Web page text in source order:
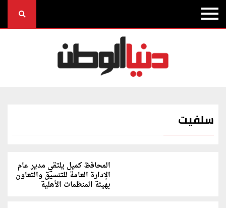
سلفيت
المحافظ كميل يلتقي مدير عام
الإدارة العامة للتنسيق والتعاون
بهيئة المنظمات الأهلية